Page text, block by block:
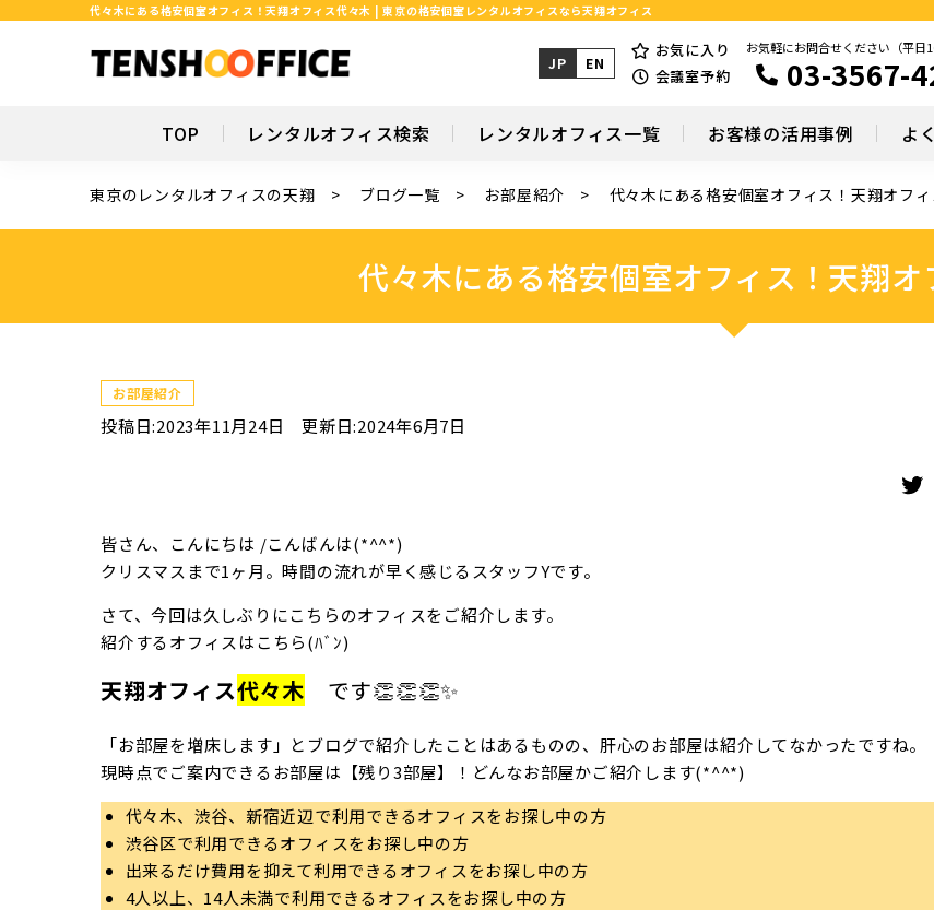
代々木にある格安個室オフィス！天翔オフィス代々木 | 東京の格安個室レンタルオフィスなら天翔オフィス
JP EN
お気に入り
会議室予約
お気軽にお問合せください（平日
03-3567-
TOP レンタルオフィス検索 レンタルオフィス一覧 お客様の活用事例 よ
東京のレンタルオフィスの天翔 ブログ一覧 お部屋紹介 代々木にある格安個室オフィス！天翔オフ
代々木にある格安個室オフィス！天翔オ
お部屋紹介
投稿日:2023年11月24日 更新日:2024年6月7日
Twitter
皆さん、こんにちは /こんばんは(*^^*)
クリスマスまで1ヶ月。時間の流れが早く感じるスタッフYです。
さて、今回は久しぶりにこちらのオフィスをご紹介します。
紹介するオフィスはこちら(ﾊﾞﾝ)
天翔オフィス代々木 です👏👏👏✨
「お部屋を増床します」とブログで紹介したことはあるものの、肝心のお部屋は紹介してなかったですね。
現時点でご案内できるお部屋は【残り3部屋】！どんなお部屋かご紹介します(*^^*)
代々木、渋谷、新宿近辺で利用できるオフィスをお探し中の方
渋谷区で利用できるオフィスをお探し中の方
出来るだけ費用を抑えて利用できるオフィスをお探し中の方
4人以上、14人未満で利用できるオフィスをお探し中の方